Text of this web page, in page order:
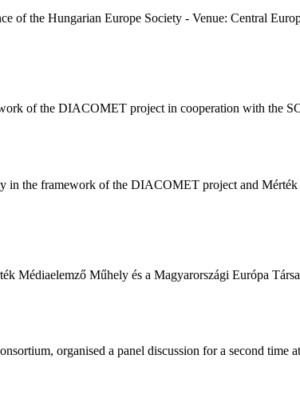
of the Hungarian Europe Society - Venue: Central
of the DIACOMET project in cooperation with the
in the framework of the DIACOMET project and
Médiaelemző Műhely és a Magyarországi Európa
organised a panel discussion for a second time